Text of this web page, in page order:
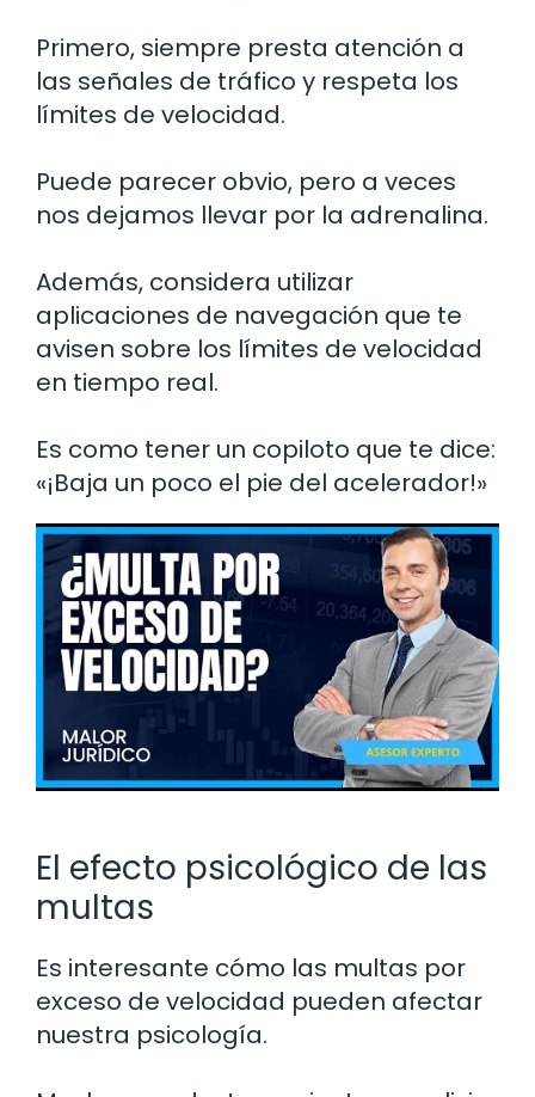
Primero, siempre presta atención a
las señales de tráfico y respeta los
límites de velocidad.
Puede parecer obvio, pero a veces
nos dejamos llevar por la adrenalina.
Además, considera utilizar
aplicaciones de navegación que te
avisen sobre los límites de velocidad
en tiempo real.
Es como tener un copiloto que te dice:
«¡Baja un poco el pie del acelerador!»
El efecto psicológico de las
multas
Es interesante cómo las multas por
exceso de velocidad pueden afectar
nuestra psicología.